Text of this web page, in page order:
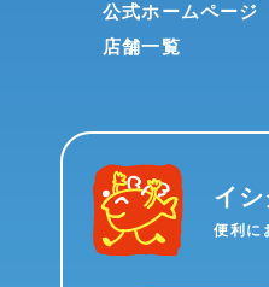
公式ホームページ
店舗一覧
イシ
便利に